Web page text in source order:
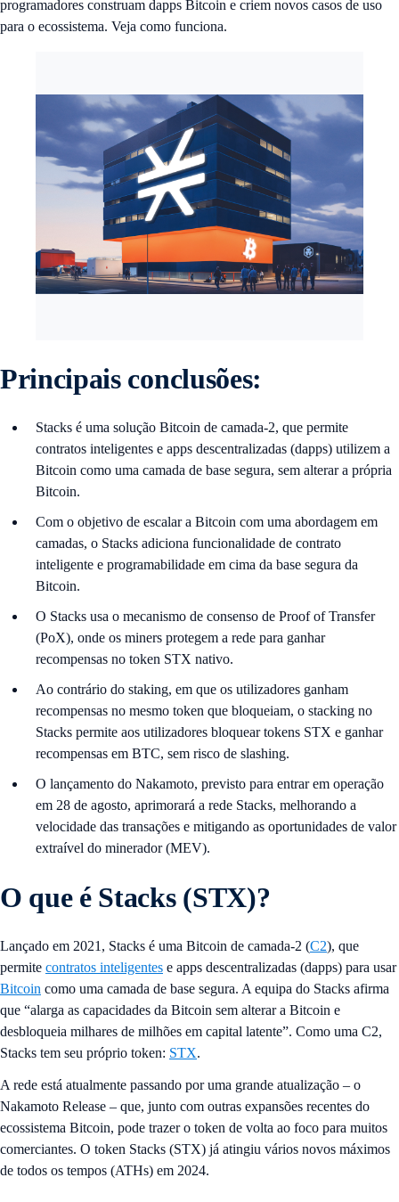
programadores construam dapps Bitcoin e criem novos casos de uso
para o ecossistema. Veja como funciona.
Principais conclusões:
Stacks é uma solução Bitcoin de camada-2, que permite
contratos inteligentes e apps descentralizadas (dapps) utilizem a
Bitcoin como uma camada de base segura, sem alterar a própria
Bitcoin.
Com o objetivo de escalar a Bitcoin com uma abordagem em
camadas, o Stacks adiciona funcionalidade de contrato
inteligente e programabilidade em cima da base segura da
Bitcoin.
O Stacks usa o mecanismo de consenso de Proof of Transfer
(PoX), onde os miners protegem a rede para ganhar
recompensas no token STX nativo.
Ao contrário do staking, em que os utilizadores ganham
recompensas no mesmo token que bloqueiam, o stacking no
Stacks permite aos utilizadores bloquear tokens STX e ganhar
recompensas em BTC, sem risco de slashing.
O lançamento do Nakamoto, previsto para entrar em operação
em 28 de agosto, aprimorará a rede Stacks, melhorando a
velocidade das transações e mitigando as oportunidades de valor
extraível do minerador (MEV).
O que é Stacks (STX)?
Lançado em 2021, Stacks é uma Bitcoin de camada-2 (C2), que
permite contratos inteligentes e apps descentralizadas (dapps) para usar
Bitcoin como uma camada de base segura. A equipa do Stacks afirma
que “alarga as capacidades da Bitcoin sem alterar a Bitcoin e
desbloqueia milhares de milhões em capital latente”. Como uma C2,
Stacks tem seu próprio token: STX.
A rede está atualmente passando por uma grande atualização – o
Nakamoto Release – que, junto com outras expansões recentes do
ecossistema Bitcoin, pode trazer o token de volta ao foco para muitos
comerciantes. O token Stacks (STX) já atingiu vários novos máximos
de todos os tempos (ATHs) em 2024.